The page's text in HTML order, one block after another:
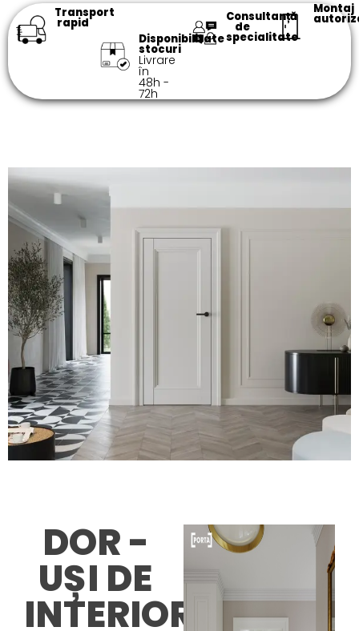
Transport
rapid
Disponibilitate
stocuri
Livrare
în
48h -
72h​
Consultanță
de
specialitate​
Montaj
DOR -
UȘI DE
INTERIOR